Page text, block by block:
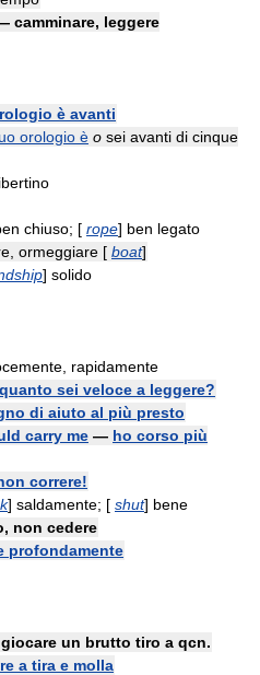
camminare, leggere
è avanti
orologio è o sei avanti di cinque
chiuso; [ rope] ben legato
ormeggiare [ boat]
] solido
rapidamente
quanto sei veloce a leggere?
di aiuto al più presto
carry me — ho corso più
correre!
] saldamente; [ shut] bene
non cedere
profondamente
un brutto tiro a qcn.
a tira e molla